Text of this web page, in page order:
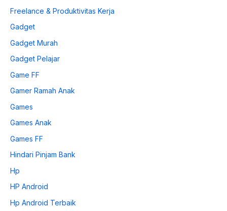
Freelance & Produktivitas Kerja
Gadget
Gadget Murah
Gadget Pelajar
Game FF
Gamer Ramah Anak
Games
Games Anak
Games FF
Hindari Pinjam Bank
Hp
HP Android
Hp Android Terbaik